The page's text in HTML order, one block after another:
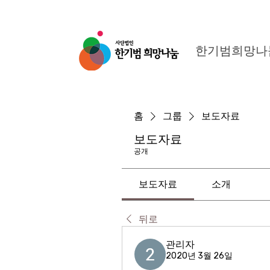
한기범희망
홈 그룹 보도자료
보도자료
공개
보도자료 소개
뒤로
관리자
2020년 3월 26일